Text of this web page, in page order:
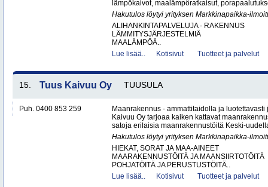
lämpökaivot, maalämpöratkaisut,
Hakutulos löytyi yrityksen Markkinapaikka-
ALIHANKINTAPALVELUJA - RAKENNUS
LÄMMITYSJÄRJESTELMIÄ
MAALÄMPÖÄ..
Lue lisää..
Kotisivut Tuotteet ja palvelut
15. Tuus Kaivuu Oy TUUSULA
Puh. 0400 853 259
Maanrakennus - ammattitaidolla ja
Kaivuu Oy tarjoaa kaiken kattavat
satoja erilaisia maanrakennustöitä Keski-
Hakutulos löytyi yrityksen Markkinapaikka-
HIEKAT, SORAT JA MAA-AINEET
MAARAKENNUSTÖITÄ JA MAANSIIRTOTÖITÄ
POHJATÖITÄ JA PERUSTUSTÖITÄ..
Lue lisää..
Kotisivut Tuotteet ja palvelut